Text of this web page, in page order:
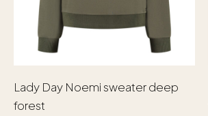
Lady Day Noemi sweater deep
forest